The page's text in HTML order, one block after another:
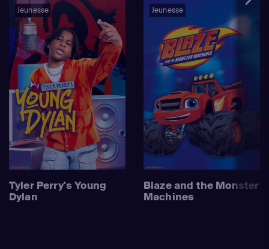
Jeunesse
Tyler Perry's Young
Dylan
Jeunesse
Blaze and the Monster
Machines